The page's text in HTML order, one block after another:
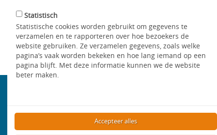
Statistisch
Statistische cookies worden gebruikt om gegevens te
verzamelen en te rapporteren over hoe bezoekers de
website gebruiken. Ze verzamelen gegevens, zoals welke
pagina’s vaak worden bekeken en hoe lang iemand op een
pagina blijft. Met deze informatie kunnen we de website
beter maken.
Accepteer alles
Terug